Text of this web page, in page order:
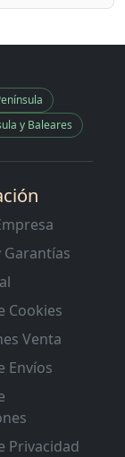
y Baleares
Garantías
Cookies
Venta
Envíos
Privacidad